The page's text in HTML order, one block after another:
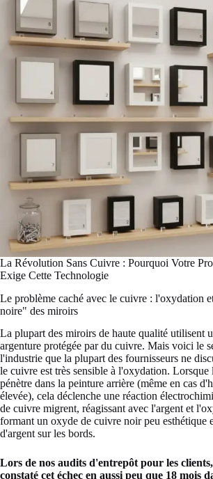
La Révolution Sans Cuivre : Pourquoi Votre
Exige Cette Technologie
Le problème caché avec le cuivre : l'oxydation
noire" des miroirs
La plupart des miroirs de haute qualité utilisent
argenture protégée par du cuivre. Mais voici le
l'industrie que la plupart des fournisseurs ne
le cuivre est très sensible à l'oxydation.
pénètre dans la peinture arrière (même en cas
élevée), cela déclenche une réaction
de cuivre migrent, réagissant avec l'argent et
formant un oxyde de cuivre noir peu esthétique
d'argent sur les bords.
Lors de nos audits d'entrepôt pour les
constaté cet échec en aussi peu que 18 mois